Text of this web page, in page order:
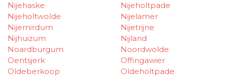
Nijehaske
Nijeholtpade
Nijeholtwolde
Nijelamer
Nijemirdum
Nijetrijne
Nijhuizum
Nijland
Noardburgum
Noordwolde
Oentsjerk
Offingawier
Oldeberkoop
Oldeholtpade